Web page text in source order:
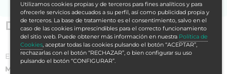
Datos generales
El
Experto Universitario en Dosificación y Seguridad de
Medicamentos en Ambientes de Urgencia
Utilizamos cookies propias y de terceros para fines analíticos y para
ofrecerle servicios adecuados a su perfil, así como publicidad propia y
de terceros. La base de tratamiento es el consentimiento, salvo en el
caso de las cookies imprescindibles para el correcto funcionamiento
del sitio web. Puede obtener más información en nuestra Política de
Cookies, aceptar todas las cookies pulsando el botón “ACEPTAR”,
rechazarlas con el botón “RECHAZAR”, o bien configurar su uso
pulsando el botón “CONFIGURAR”.